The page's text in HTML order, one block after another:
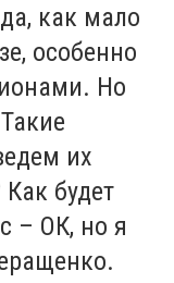
как мало
особенно
Но
их
будет
– ОК, но я